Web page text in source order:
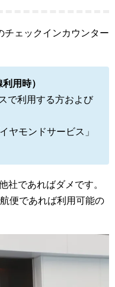
チェックインカウンター
用時）
で利用する方および
ヤモンドサービス」
社であればダメです。
便であれば利用可能の